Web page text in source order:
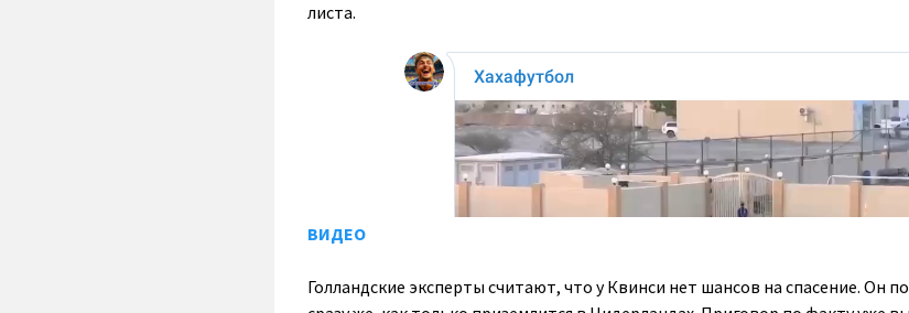
листа.
ВИДЕО
Голландские эксперты считают, что у Квинси нет шансов на спасение. Он